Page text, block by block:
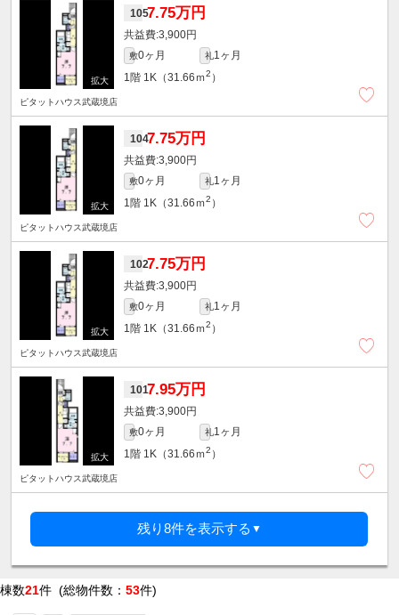
1057.75万円
3,900円
敷0ヶ月 礼1ヶ月
1階 1K（31.66ｍ2 ）
ピタットハウス武蔵境店
1047.75万円
3,900円
敷0ヶ月 礼1ヶ月
1階 1K（31.66ｍ2 ）
ピタットハウス武蔵境店
1027.75万円
3,900円
敷0ヶ月 礼1ヶ月
1階 1K（31.66ｍ2 ）
ピタットハウス武蔵境店
1017.95万円
3,900円
敷0ヶ月 礼1ヶ月
1階 1K（31.66ｍ2 ）
ピタットハウス武蔵境店
残り8件を表示する ▼
棟数21件 (総物件数： 53件)